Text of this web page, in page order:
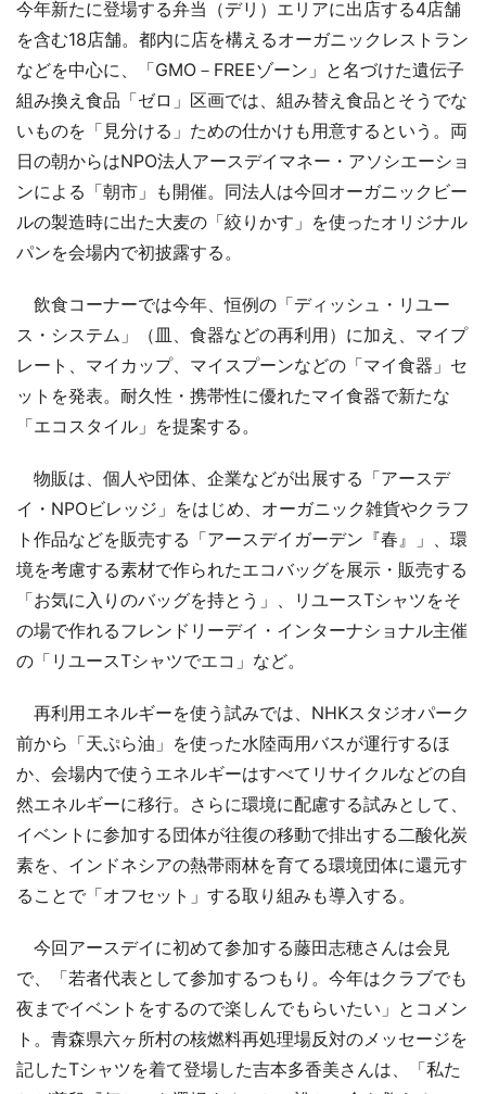
今年新たに登場する弁当（デリ）エリアに出店する4店舗
を含む18店舗。都内に店を構えるオーガニックレストラン
などを中心に、「GMO－FREEゾーン」と名づけた遺伝子
組み換え食品「ゼロ」区画では、組み替え食品とそうでな
いものを「見分ける」ための仕かけも用意するという。両
日の朝からはNPO法人アースデイマネー・アソシエーショ
ンによる「朝市」も開催。同法人は今回オーガニックビー
ルの製造時に出た大麦の「絞りかす」を使ったオリジナル
パンを会場内で初披露する。
飲食コーナーでは今年、恒例の「ディッシュ・リユー
ス・システム」（皿、食器などの再利用）に加え、マイプ
レート、マイカップ、マイスプーンなどの「マイ食器」セ
ットを発表。耐久性・携帯性に優れたマイ食器で新たな
「エコスタイル」を提案する。
物販は、個人や団体、企業などが出展する「アースデ
イ・NPOビレッジ」をはじめ、オーガニック雑貨やクラフ
ト作品などを販売する「アースデイガーデン『春』」、環
境を考慮する素材で作られたエコバッグを展示・販売する
「お気に入りのバッグを持とう」、リユースTシャツをそ
の場で作れるフレンドリーデイ・インターナショナル主催
の「リユースTシャツでエコ」など。
再利用エネルギーを使う試みでは、NHKスタジオパーク
前から「天ぷら油」を使った水陸両用バスが運行するほ
か、会場内で使うエネルギーはすべてリサイクルなどの自
然エネルギーに移行。さらに環境に配慮する試みとして、
イベントに参加する団体が往復の移動で排出する二酸化炭
素を、インドネシアの熱帯雨林を育てる環境団体に還元す
ることで「オフセット」する取り組みも導入する。
今回アースデイに初めて参加する藤田志穂さんは会見
で、「若者代表として参加するつもり。今年はクラブでも
夜までイベントをするので楽しんでもらいたい」とコメン
ト。青森県六ヶ所村の核燃料再処理場反対のメッセージを
記したTシャツを着て登場した吉本多香美さんは、「私た